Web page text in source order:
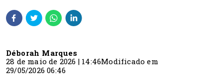
Déborah Marques
28 de maio de 2026 | 14:46Modificado em
29/05/2026 06:46